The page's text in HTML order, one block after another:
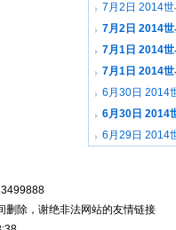
7月2日 2014
7月2日 2014
7月1日 2014
载7月1日 2014
6月30日 2014
载6月30日 2014
6月29日 2014
删除，谢绝非法网站的友情链接